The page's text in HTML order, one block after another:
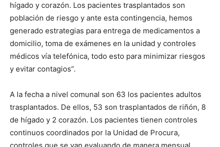
hígado y corazón. Los pacientes trasplantados son
población de riesgo y ante esta contingencia, hemos
generado estrategias para entrega de medicamentos a
domicilio, toma de exámenes en la unidad y controles
médicos vía telefónica, todo esto para minimizar riesgos
y evitar contagios”.
A la fecha a nivel comunal son 63 los pacientes adultos
trasplantados. De ellos, 53 son trasplantados de riñón, 8
de hígado y 2 corazón. Los pacientes tienen controles
continuos coordinados por la Unidad de Procura,